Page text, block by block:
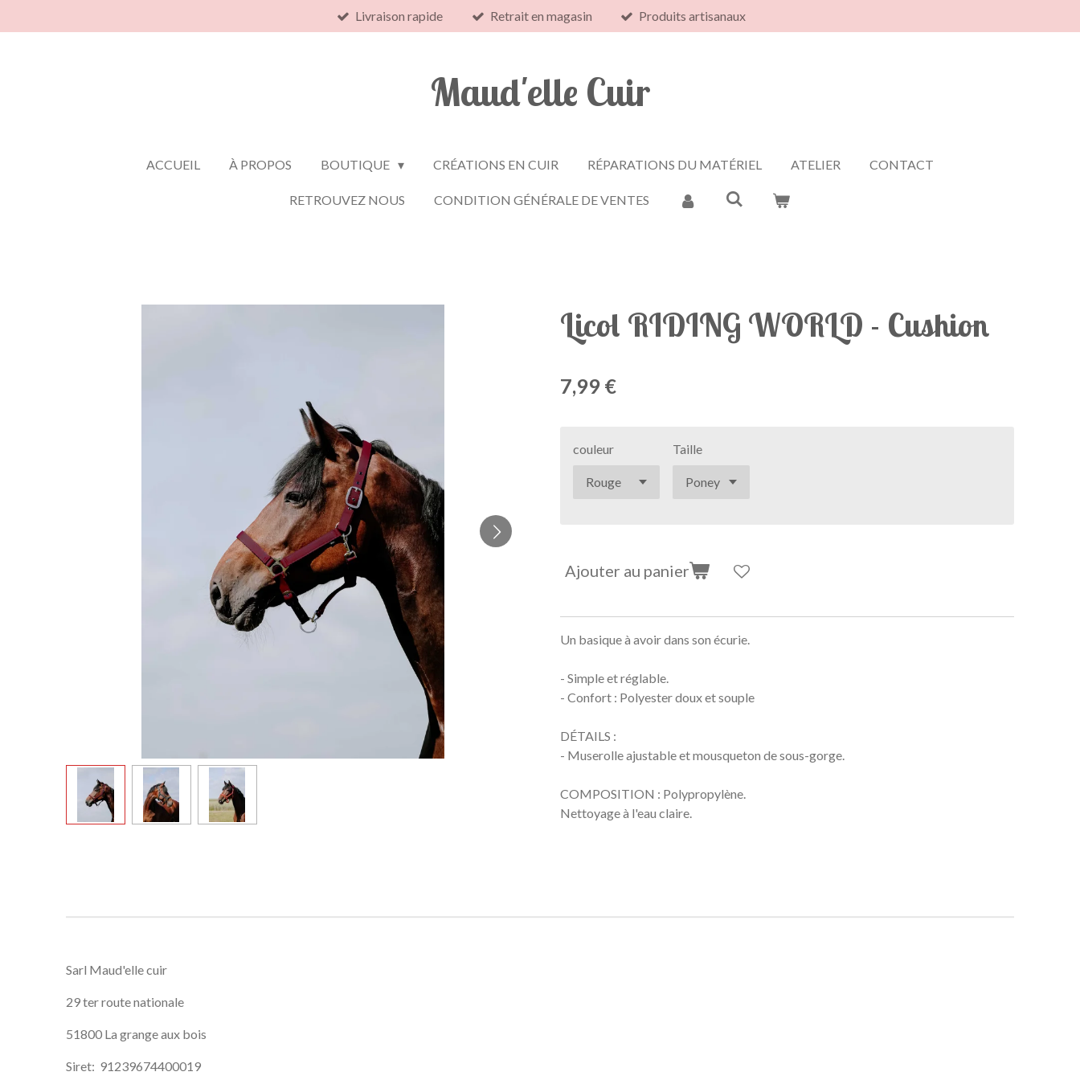
au
Livraison rapide Retrait en magasin Produits artisanaux
Maud'elle Cuir
ACCUEIL À PROPOS BOUTIQUE CRÉATIONS EN CUIR RÉPARATIONS DU MATÉRIEL ATELIER CONTACT
RETROUVEZ NOUS CONDITION GÉNÉRALE DE VENTES
Licol RIDING WORLD - Cushion
7,99 €
couleur Taille
Ajouter au panier
Un basique à avoir dans son écurie.
- Simple et réglable.
- Confort : Polyester doux et souple
DÉTAILS :
- Muserolle ajustable et mousqueton de sous-gorge.
COMPOSITION : Polypropylène.
Nettoyage à l'eau claire.
Sarl Maud'elle cuir
29 ter route nationale
51800 La grange aux bois
Siret: 91239674400019